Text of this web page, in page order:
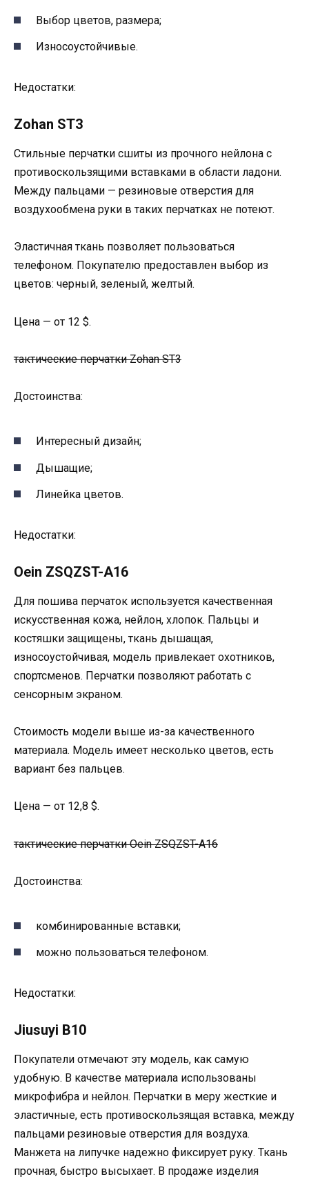
Выбор цветов, размера;
Износоустойчивые.
Недостатки:
Zohan ST3
Стильные перчатки сшиты из прочного нейлона с
противоскользящими вставками в области ладони.
Между пальцами — резиновые отверстия для
воздухообмена руки в таких перчатках не потеют.
Эластичная ткань позволяет пользоваться
телефоном. Покупателю предоставлен выбор из
цветов: черный, зеленый, желтый.
Цена — от 12 $.
тактические перчатки Zohan ST3
Достоинства:
Интересный дизайн;
Дышащие;
Линейка цветов.
Недостатки:
Oein ZSQZST-A16
Для пошива перчаток используется качественная
искусственная кожа, нейлон, хлопок. Пальцы и
костяшки защищены, ткань дышащая,
износоустойчивая, модель привлекает охотников,
спортсменов. Перчатки позволяют работать с
сенсорным экраном.
Стоимость модели выше из-за качественного
материала. Модель имеет несколько цветов, есть
вариант без пальцев.
Цена — от 12,8 $.
тактические перчатки Oein ZSQZST-A16
Достоинства:
комбинированные вставки;
можно пользоваться телефоном.
Недостатки:
Jiusuyi B10
Покупатели отмечают эту модель, как самую
удобную. В качестве материала использованы
микрофибра и нейлон. Перчатки в меру жесткие и
эластичные, есть противоскользящая вставка, между
пальцами резиновые отверстия для воздуха.
Манжета на липучке надежно фиксирует руку. Ткань
прочная, быстро высыхает. В продаже изделия